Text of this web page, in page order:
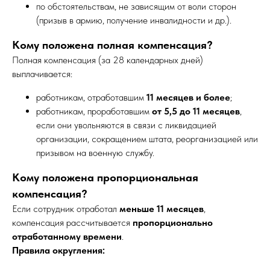
по обстоятельствам, не зависящим от воли сторон
(призыв в армию, получение инвалидности и др.).
Кому положена полная компенсация?
Полная компенсация (за 28 календарных дней)
выплачивается:
работникам, отработавшим 11 месяцев и более;
работникам, проработавшим от 5,5 до 11 месяцев,
если они увольняются в связи с ликвидацией
организации, сокращением штата, реорганизацией или
призывом на военную службу.
Кому положена пропорциональная
компенсация?
Если сотрудник отработал меньше 11 месяцев,
компенсация рассчитывается пропорционально
отработанному времени.
Правила округления: